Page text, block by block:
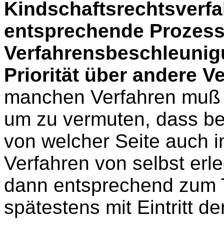
entsprechende
Priorität über andere
manchen Verfahren
um zu vermuten, dass
von welcher Seite auch
Verfahren von selbst
dann entsprechend zum
spätestens mit Eintritt